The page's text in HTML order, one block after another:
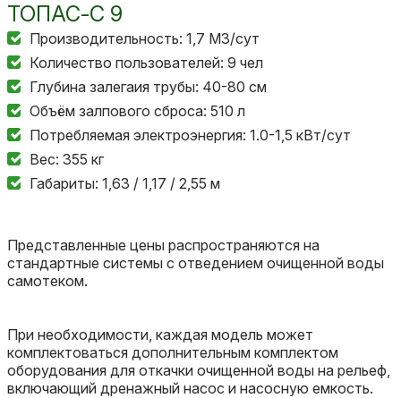
ТОПАС-С 9
Производительность: 1,7 М3/сут
Количество пользователей: 9 чел
Глубина залегаия трубы: 40-80 см
Объём залпового сброса: 510 л
Потребляемая электроэнергия: 1.0-1,5 кВт/сут
Вес: 355 кг
Габариты: 1,63 / 1,17 / 2,55 м
Представленные цены распространяются на
стандартные системы с отведением очищенной воды
самотеком.
При необходимости, каждая модель может
комплектоваться дополнительным комплектом
оборудования для откачки очищенной воды на рельеф,
включающий дренажный насос и насосную емкость.